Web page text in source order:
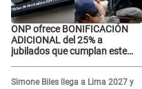
ONP ofrece BONIFICACIÓN
ADICIONAL del 25% a
jubilados que cumplan este
Simone Biles llega a Lima 2027 y